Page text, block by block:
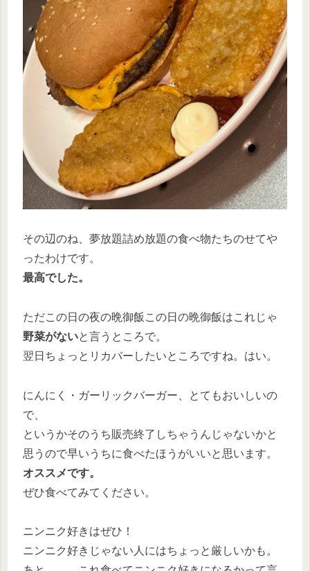
その辺のね、夢放題詰め放題の食べ物たちのせてや
ったわけです。
最高でした。
ただこの日の夜の晩御飯この日の晩御飯はこれじゃ
野菜がないと言うところで。
翌日ちょっとリカバーしたいところですね。はい。
にんにく・ガーリックバーガー、とてもおいしいの
で、
というかそのうち販売終了しちゃうんじゃないかと
思うので早いうちに食べたほうがいいと思います。
オススメです。
ぜひ食べてみてください。
ニンニク好きはぜひ！
ニンニク好きじゃない人にはちょっと厳しいかも。